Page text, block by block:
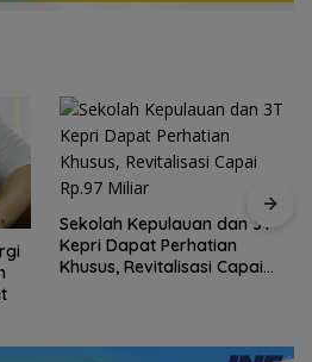
Sekolah Kepulauan dan 3T
Kepri Dapat Perhatian
Khusus, Revitalisasi Capai